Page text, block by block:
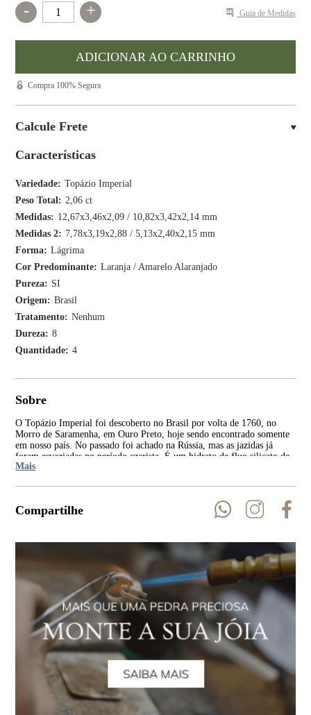
Características
Variedade
Topázio Imperial
Peso Total
2,06 ct
Medidas
12,67x3,46x2,09 / 10,82x3,42x2,14 mm
Medidas 2
7,78x3,19x2,88 / 5,13x2,40x2,15 mm
Forma
Lágrima
Cor Predominante
Laranja / Amarelo Alaranjado
Pureza
SI
Origem
Brasil
Tratamento
Nenhum
Dureza
8
Quantidade
4
Sobre
O Topázio Imperial foi descoberto no Brasil por volta de 1760, no
Morro de Saramenha, em Ouro Preto, hoje sendo encontrado somente
em nosso país. No passado foi achado na Rússia, mas as jazidas já
foram esvaziadas no período czarista. É um hidrato de fluo silicato de
alumínio que tem sua coloração devido ao ferro e cromo.
Mais
Compartilhe
- + Guia de Medidas
Compra 100% Segura
Calcule Frete